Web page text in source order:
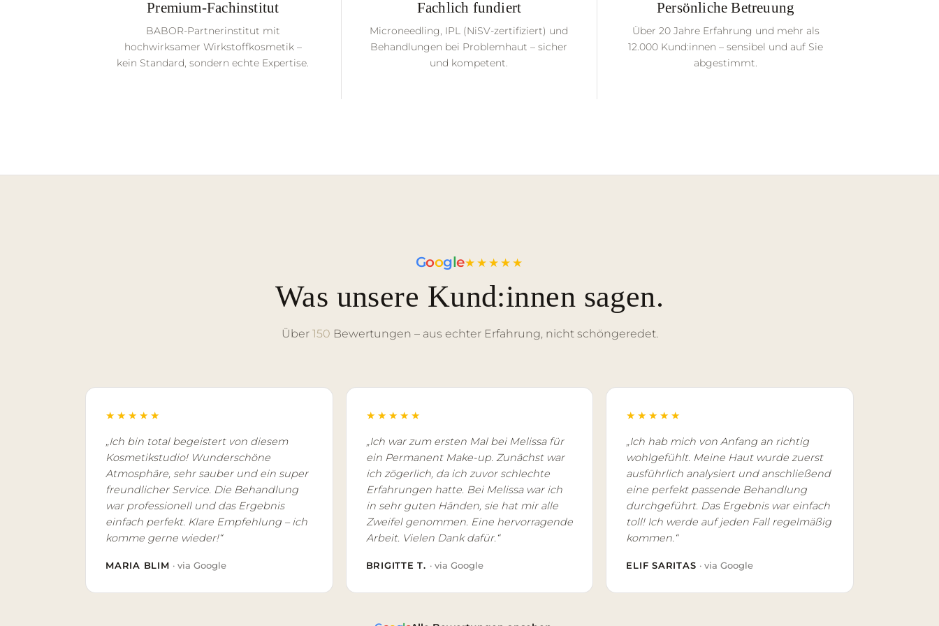
Premium-Fachinstitut
BABOR-Partnerinstitut mit
hochwirksamer Wirkstoffkosmetik –
kein Standard, sondern echte Expertise.
Fachlich fundiert
Microneedling, IPL (NiSV-zertifiziert) und
Behandlungen bei Problemhaut – sicher
und kompetent.
Persönliche Betreuung
Über 20 Jahre Erfahrung und mehr als
12.000 Kund:innen – sensibel und auf Sie
abgestimmt.
Google★★★★★
Was unsere Kund:innen sagen.
Über 150 Bewertungen – aus echter Erfahrung, nicht schöngeredet.
★★★★★
„Ich bin total begeistert von diesem
Kosmetikstudio! Wunderschöne
Atmosphäre, sehr sauber und ein super
freundlicher Service. Die Behandlung
war professionell und das Ergebnis
einfach perfekt. Klare Empfehlung – ich
komme gerne wieder!“
MARIA BLIM · via Google
★★★★★
„Ich war zum ersten Mal bei Melissa für
ein Permanent Make-up. Zunächst war
ich zögerlich, da ich zuvor schlechte
Erfahrungen hatte. Bei Melissa war ich
in sehr guten Händen, sie hat mir alle
Zweifel genommen. Eine hervorragende
Arbeit. Vielen Dank dafür.“
BRIGITTE T. · via Google
★★★★★
„Ich hab mich von Anfang an richtig
wohlgefühlt. Meine Haut wurde zuerst
ausführlich analysiert und anschließend
eine perfekt passende Behandlung
durchgeführt. Das Ergebnis war einfach
toll! Ich werde auf jeden Fall regelmäßig
kommen.“
ELIF SARITAS · via Google